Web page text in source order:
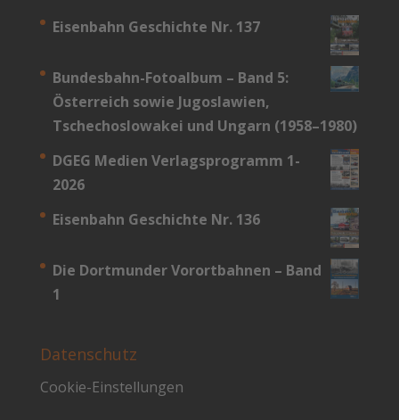
Eisenbahn Geschichte Nr. 137
Bundesbahn-­Fotoalbum – Band 5:
Österreich sowie Jugoslawien,
Tschechoslowakei und Ungarn (1958–1980)
DGEG Medien Verlagsprogramm 1-
2026
Eisenbahn Geschichte Nr. 136
Die Dortmunder Vorortbahnen – Band
1
Datenschutz
Cookie-Einstellungen